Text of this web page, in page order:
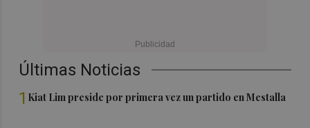
Últimas Noticias
1 Kiat Lim preside por primera vez un partido en Mestalla